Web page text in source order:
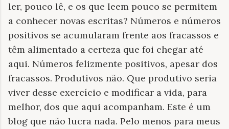
ler, pouco lê, e os que leem pouco se permitem
a conhecer novas escritas? Números e números
positivos se acumularam frente aos fracassos e
têm alimentado a certeza que foi chegar até
aqui. Números felizmente positivos, apesar dos
fracassos. Produtivos não. Que produtivo seria
viver desse exercício e modificar a vida, para
melhor, dos que aqui acompanham. Este é um
blog que não lucra nada. Pelo menos para meus